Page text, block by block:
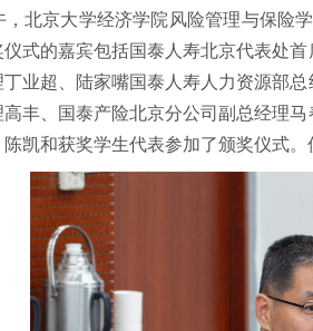
，北京大学经济学院风险管理与保险
式的嘉宾包括国泰人寿北京代表处
丁业超、陆家嘴国泰人寿人力资源部
丰、国泰产险北京分公司副总经理
凯和获奖学生代表参加了颁奖仪式